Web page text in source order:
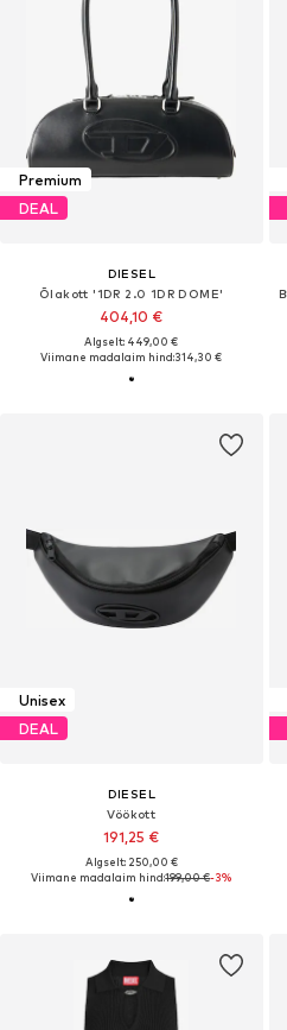
Premium
DEAL
DIESEL
Õlakott '1DR 2.0 1DR DOME'
404,10 €
Algselt: 449,00 €
Viimane madalaim hind:314,30 €
Unisex
DEAL
DIESEL
Vöökott
191,25 €
Algselt: 250,00 €
Viimane madalaim hind:199,00 €-3%